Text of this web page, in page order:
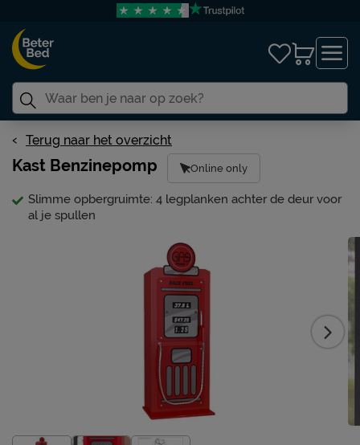
Terug naar het overzicht
Kast Benzinepomp Online only
Slimme opbergruimte: 4 legplanken achter de deur voor
al je spullen